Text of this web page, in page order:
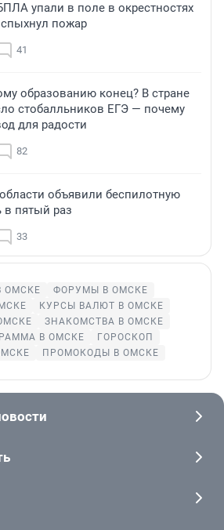
упали в поле в окрестностях
пожар
41
образованию конец? В стране
стобалльников ЕГЭ — почему
для радости
82
объявили беспилотную
в пятый раз
33
ОМСКЕ
ФОРУМЫ В ОМСКЕ
КУРСЫ ВАЛЮТ В ОМСКЕ
ЗНАКОМСТВА В ОМСКЕ
В ОМСКЕ
ГОРОСКОП
ПРОМОКОДЫ В ОМСКЕ